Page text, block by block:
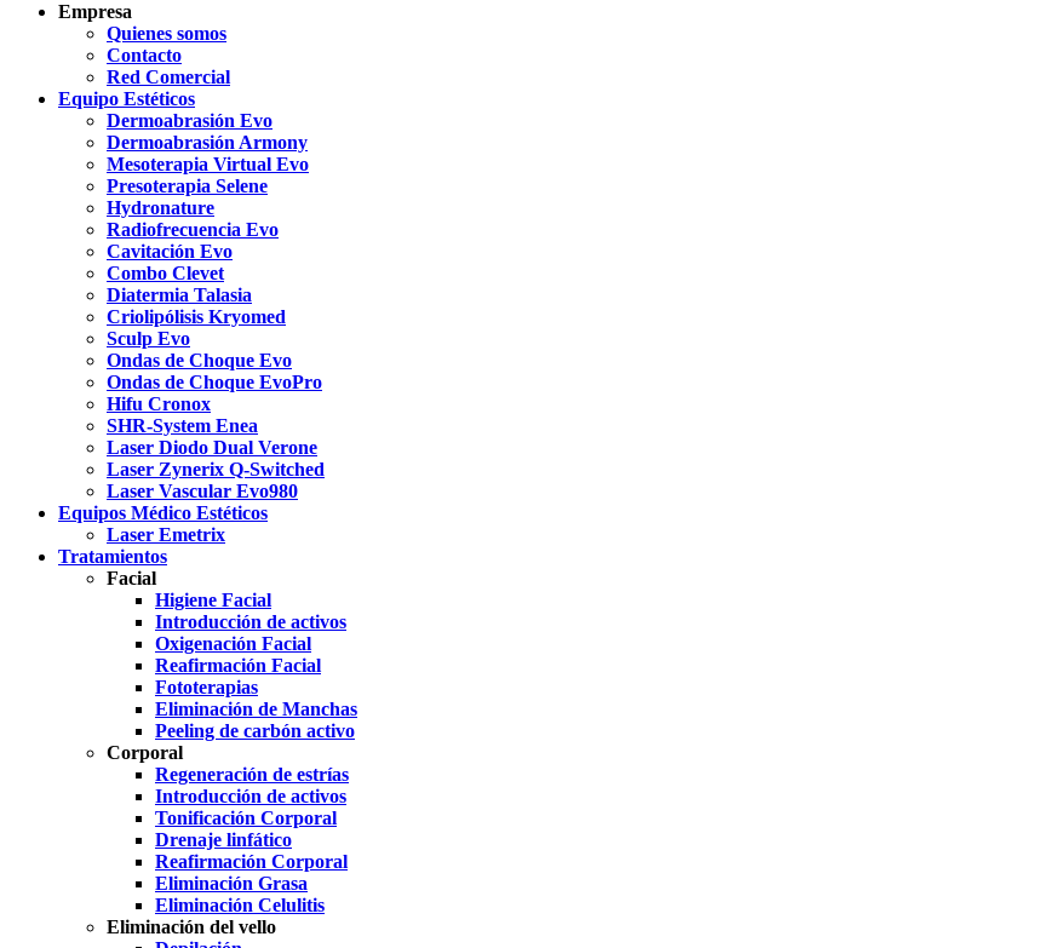
Empresa
Quienes somos
Contacto
Red Comercial
Equipo Estéticos
Dermoabrasión Evo
Dermoabrasión Armony
Mesoterapia Virtual Evo
Presoterapia Selene
Hydronature
Radiofrecuencia Evo
Cavitación Evo
Combo Clevet
Diatermia Talasia
Criolipólisis Kryomed
Sculp Evo
Ondas de Choque Evo
Ondas de Choque EvoPro
Hifu Cronox
SHR-System Enea
Laser Diodo Dual Verone
Laser Zynerix Q-Switched
Laser Vascular Evo980
Equipos Médico Estéticos
Laser Emetrix
Tratamientos
Facial
Higiene Facial
Introducción de activos
Oxigenación Facial
Reafirmación Facial
Fototerapias
Eliminación de Manchas
Peeling de carbón activo
Corporal
Regeneración de estrías
Introducción de activos
Tonificación Corporal
Drenaje linfático
Reafirmación Corporal
Eliminación Grasa
Eliminación Celulitis
Eliminación del vello